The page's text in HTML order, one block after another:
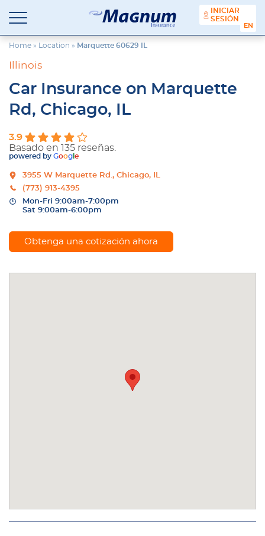
contenido
Seguros
Magnum
Agencia
de
Seguros
Suburbios
INICIAR
SESIÓN
Home » Location » Marquette 60629 IL
Illinois
Car Insurance on Marquette
Rd, Chicago, IL
3.9
Basado en 135 reseñas.
powered by Goog e
3955 W Marquette Rd., Chicago, IL
(773) 913-4395
Mon-Fri 9:00am-7:00pm
Sat 9:00am-6:00pm
Obtenga una cotización ahora